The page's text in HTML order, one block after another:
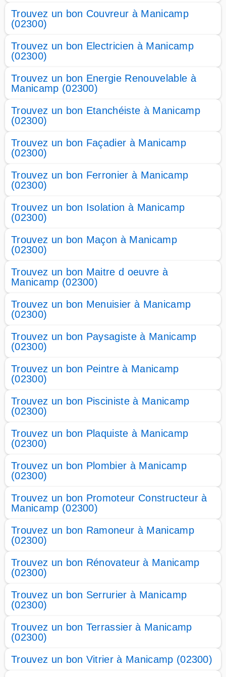
Trouvez un bon Couvreur à Manicamp
(02300)
Trouvez un bon Electricien à Manicamp
(02300)
Trouvez un bon Energie Renouvelable à
Manicamp (02300)
Trouvez un bon Etanchéiste à Manicamp
(02300)
Trouvez un bon Façadier à Manicamp
(02300)
Trouvez un bon Ferronier à Manicamp
(02300)
Trouvez un bon Isolation à Manicamp
(02300)
Trouvez un bon Maçon à Manicamp
(02300)
Trouvez un bon Maitre d oeuvre à
Manicamp (02300)
Trouvez un bon Menuisier à Manicamp
(02300)
Trouvez un bon Paysagiste à Manicamp
(02300)
Trouvez un bon Peintre à Manicamp
(02300)
Trouvez un bon Pisciniste à Manicamp
(02300)
Trouvez un bon Plaquiste à Manicamp
(02300)
Trouvez un bon Plombier à Manicamp
(02300)
Trouvez un bon Promoteur Constructeur à
Manicamp (02300)
Trouvez un bon Ramoneur à Manicamp
(02300)
Trouvez un bon Rénovateur à Manicamp
(02300)
Trouvez un bon Serrurier à Manicamp
(02300)
Trouvez un bon Terrassier à Manicamp
(02300)
Trouvez un bon Vitrier à Manicamp (02300)